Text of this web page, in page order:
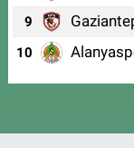
9
10